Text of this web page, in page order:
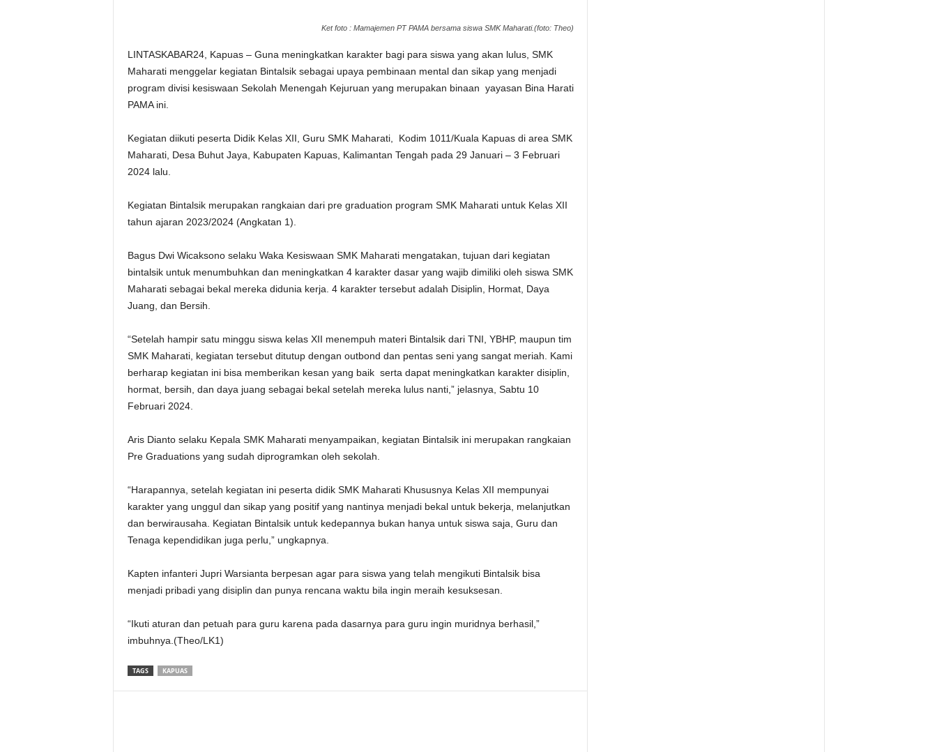
Ket foto : Mamajemen PT PAMA bersama siswa SMK Maharati.(foto: Theo)
LINTASKABAR24, Kapuas – Guna meningkatkan karakter bagi para siswa yang akan lulus, SMK
Maharati menggelar kegiatan Bintalsik sebagai upaya pembinaan mental dan sikap yang menjadi
program divisi kesiswaan Sekolah Menengah Kejuruan yang merupakan binaan yayasan Bina Harati
PAMA ini.
Kegiatan diikuti peserta Didik Kelas XII, Guru SMK Maharati, Kodim 1011/Kuala Kapuas di area SMK
Maharati, Desa Buhut Jaya, Kabupaten Kapuas, Kalimantan Tengah pada 29 Januari – 3 Februari
2024 lalu.
Kegiatan Bintalsik merupakan rangkaian dari pre graduation program SMK Maharati untuk Kelas XII
tahun ajaran 2023/2024 (Angkatan 1).
Bagus Dwi Wicaksono selaku Waka Kesiswaan SMK Maharati mengatakan, tujuan dari kegiatan
bintalsik untuk menumbuhkan dan meningkatkan 4 karakter dasar yang wajib dimiliki oleh siswa SMK
Maharati sebagai bekal mereka didunia kerja. 4 karakter tersebut adalah Disiplin, Hormat, Daya
Juang, dan Bersih.
“Setelah hampir satu minggu siswa kelas XII menempuh materi Bintalsik dari TNI, YBHP, maupun tim
SMK Maharati, kegiatan tersebut ditutup dengan outbond dan pentas seni yang sangat meriah. Kami
berharap kegiatan ini bisa memberikan kesan yang baik serta dapat meningkatkan karakter disiplin,
hormat, bersih, dan daya juang sebagai bekal setelah mereka lulus nanti,” jelasnya, Sabtu 10
Februari 2024.
Aris Dianto selaku Kepala SMK Maharati menyampaikan, kegiatan Bintalsik ini merupakan rangkaian
Pre Graduations yang sudah diprogramkan oleh sekolah.
“Harapannya, setelah kegiatan ini peserta didik SMK Maharati Khususnya Kelas XII mempunyai
karakter yang unggul dan sikap yang positif yang nantinya menjadi bekal untuk bekerja, melanjutkan
dan berwirausaha. Kegiatan Bintalsik untuk kedepannya bukan hanya untuk siswa saja, Guru dan
Tenaga kependidikan juga perlu,” ungkapnya.
Kapten infanteri Jupri Warsianta berpesan agar para siswa yang telah mengikuti Bintalsik bisa
menjadi pribadi yang disiplin dan punya rencana waktu bila ingin meraih kesuksesan.
“Ikuti aturan dan petuah para guru karena pada dasarnya para guru ingin muridnya berhasil,”
imbuhnya.(Theo/LK1)
TAGS KAPUAS